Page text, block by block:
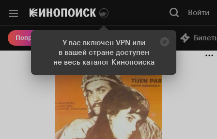
У вас включен VPN или
в вашей стране доступен
не весь каталог Кинопоиска
Войти
Попробовать Плюс Онлайн-кинотеатр